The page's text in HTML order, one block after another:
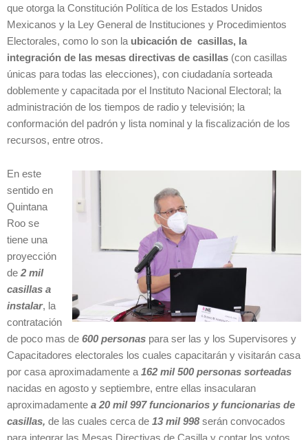
que otorga la Constitución Política de los Estados Unidos
Mexicanos y la Ley General de Instituciones y Procedimientos
Electorales, como lo son la ubicación de casillas, la
integración de las mesas directivas de casillas (con casillas
únicas para todas las elecciones), con ciudadanía sorteada
doblemente y capacitada por el Instituto Nacional Electoral; la
administración de los tiempos de radio y televisión; la
conformación del padrón y lista nominal y la fiscalización de los
recursos, entre otros.
En este
sentido en
Quintana
Roo se
tiene una
proyección
de 2 mil
casillas a
instalar, la
contratación
de poco mas de 600 personas para ser las y los Supervisores y
Capacitadores electorales los cuales capacitarán y visitarán casa
por casa aproximadamente a 162 mil 500 personas sorteadas
nacidas en agosto y septiembre, entre ellas insacularan
aproximadamente a 20 mil 997 funcionarios y funcionarias de
casillas, de las cuales cerca de 13 mil 998serán convocados